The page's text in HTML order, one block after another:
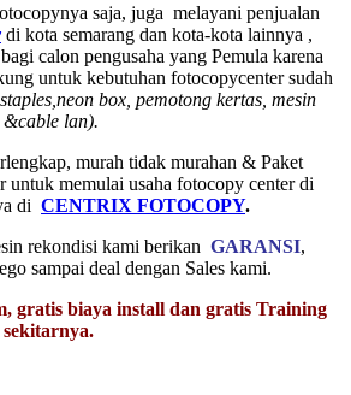
saja, juga melayani penjualan
di kota semarang dan kota-kota lainnya ,
calon pengusaha yang Pemula karena
untuk kebutuhan fotocopycenter sudah
box, pemotong kertas, mesin
lan).
murah tidak murahan & Paket
memulai usaha fotocopy center di
di CENTRIX FOTOCOPY.
rekondisi kami berikan GARANSI,
sampai deal dengan Sales kami.
gratis biaya install dan gratis Training